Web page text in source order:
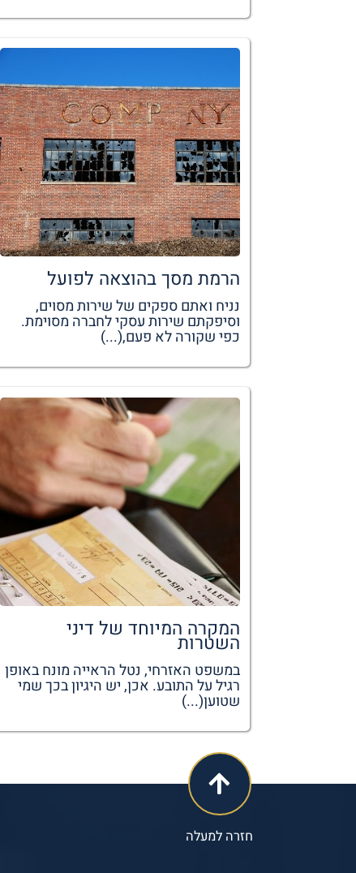
הרמת מסך בהוצאה לפועל
נניח ואתם ספקים של שירות מסוים,
וסיפקתם שירות עסקי לחברה מסוימת.
כפי שקורה לא פעם,(...)
המקרה המיוחד של דיני
השטרות
במשפט האזרחי, נטל הראייה מונח באופן
רגיל על התובע. אכן, יש היגיון בכך שמי
שטוען(...)
חזרה למעלה